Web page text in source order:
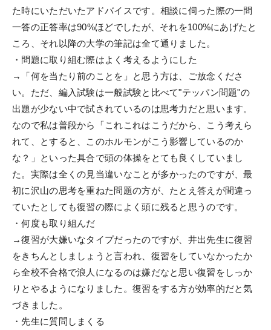
た時にいただいたアドバイスです。相談に伺った際の一問
一答の正答率は90%ほどでしたが、それを100%にあげたと
ころ、それ以降の大学の筆記は全て通りました。
・問題に取り組む際はよく考えるようにした
→「何を当たり前のことを」と思う方は、ご放念くださ
い。ただ、編入試験は一般試験と比べて"テッパン問題"の
出題が少ない中で試されているのは思考力だと思います。
なので私は普段から「これこれはこうだから、こう考えら
れて、とすると、このホルモンがこう影響しているのか
な？」といった具合で頭の体操をとても良くしていまし
た。実際は全くの見当違いなことが多かったのですが、最
初に沢山の思考を重ねた問題の方が、たとえ答えが間違っ
ていたとしても復習の際によく頭に残ると思うのです。
・何度も取り組んだ
→復習が大嫌いなタイプだったのですが、井出先生に復習
をきちんとしましょうと言われ、復習をしていなかったか
ら全校不合格で浪人になるのは嫌だなと思い復習をしっか
りとやるようになりました。復習をする方が効率的だと気
づきました。
・先生に質問しまくる